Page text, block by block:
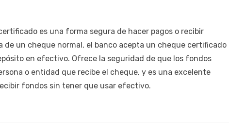
es una forma segura de hacer pagos o recibir
de un cheque normal, el banco acepta un cheque certificado
en efectivo. Ofrece la seguridad de que los fondos
o entidad que recibe el cheque, y es una excelente
fondos sin tener que usar efectivo.